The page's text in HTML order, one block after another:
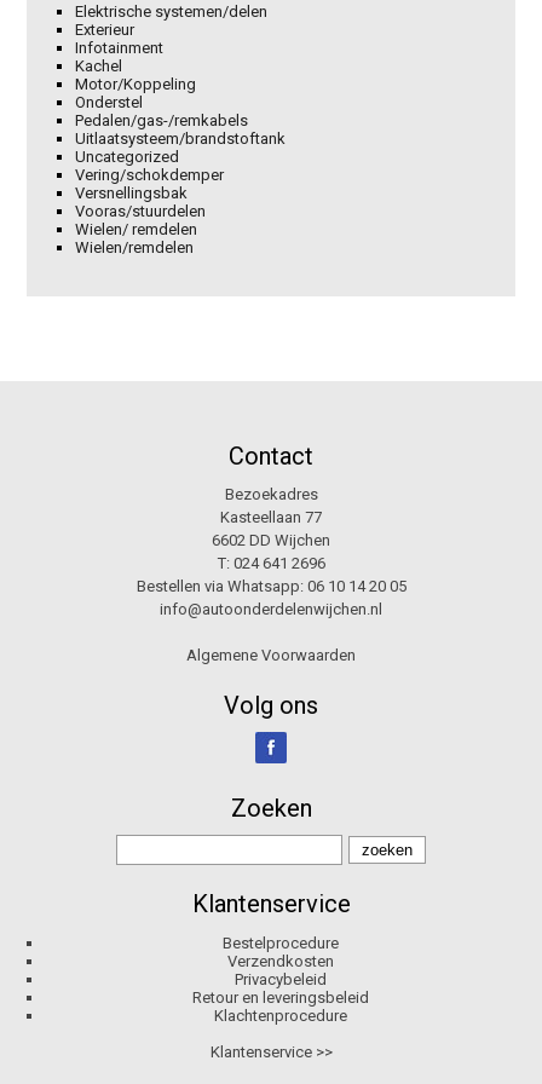
Elektrische systemen/delen
Exterieur
Infotainment
Kachel
Motor/Koppeling
Onderstel
Pedalen/gas-/remkabels
Uitlaatsysteem/brandstoftank
Uncategorized
Vering/schokdemper
Versnellingsbak
Vooras/stuurdelen
Wielen/ remdelen
Wielen/remdelen
Contact
Bezoekadres
Kasteellaan 77
6602 DD Wijchen
T: 024 641 2696
Bestellen via Whatsapp: 06 10 14 20 05
info@autoonderdelenwijchen.nl
Algemene Voorwaarden
Volg ons
Zoeken
Klantenservice
Bestelprocedure
Verzendkosten
Privacybeleid
Retour en leveringsbeleid
Klachtenprocedure
Klantenservice >>